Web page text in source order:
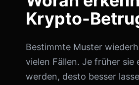
Krypto-
Bestimmte Muster
vielen Fällen. Je früher sie
werden, desto besser